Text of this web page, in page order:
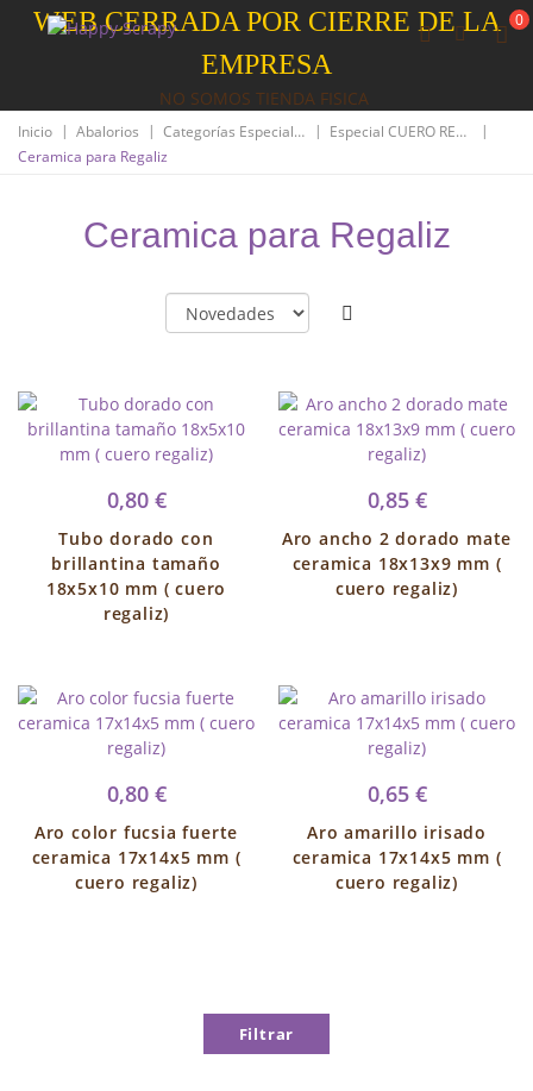
WEB CERRADA POR CIERRE DE LA
EMPRESA
NO SOMOS TIENDA FISICA
0
Inicio | Abalorios | Categorías Especiales | Especial CUERO REGALIZ
|
Ceramica para Regaliz
Ceramica para Regaliz
0,80 €
Tubo dorado con
brillantina tamaño
18x5x10 mm ( cuero
regaliz)
0,85 €
Aro ancho 2 dorado mate
ceramica 18x13x9 mm (
cuero regaliz)
0,80 €
Aro color fucsia fuerte
ceramica 17x14x5 mm (
cuero regaliz)
0,65 €
Aro amarillo irisado
ceramica 17x14x5 mm (
cuero regaliz)
Filtrar